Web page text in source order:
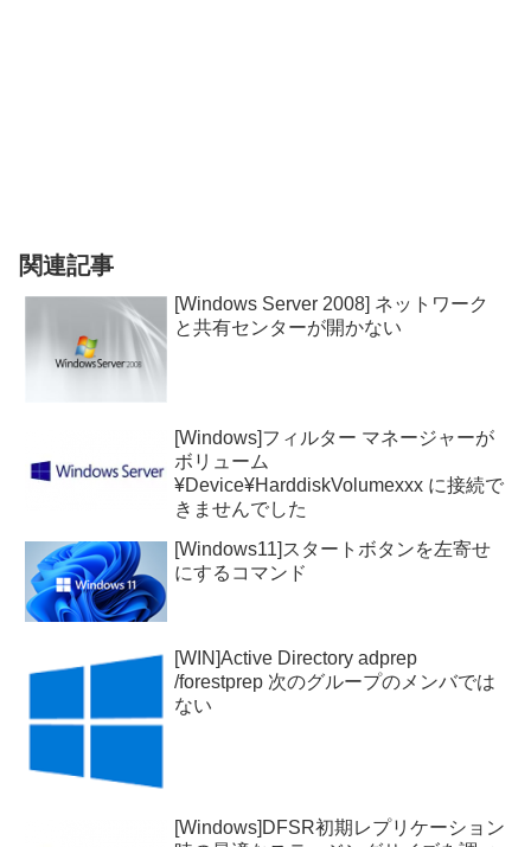
関連記事
[Windows Server 2008] ネットワーク
と共有センターが開かない
[Windows]フィルター マネージャーが
ボリューム
¥Device¥HarddiskVolumexxx に接続で
きませんでした
[Windows11]スタートボタンを左寄せ
にするコマンド
[WIN]Active Directory adprep
/forestprep 次のグループのメンバでは
ない
[Windows]DFSR初期レプリケーション